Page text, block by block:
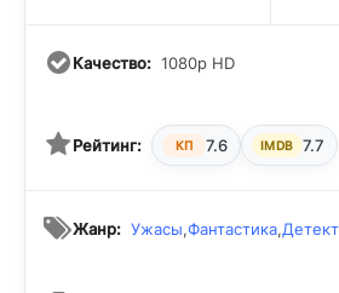
на что готовы люди ради сохранения
условиях вечного кошмара.
Качество: 1080p HD
Рейтинг: КП 7.6 IMDB 7.7
Жанр: Ужасы,Фантастика,